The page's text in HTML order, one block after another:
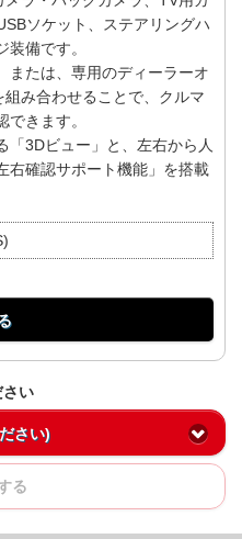
ソケット、ステアリングハ
備です。
または、専用のディーラーオ
み合わせることで、クルマ
きます。
「3Dビュー」と、左右から人
右確認サポート機能」を搭載
さい
さい)
る